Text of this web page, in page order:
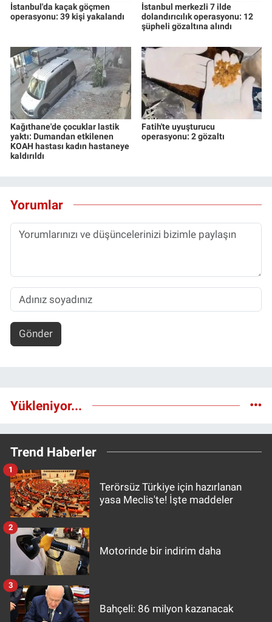
İstanbul'da kaçak göçmen
operasyonu: 39 kişi yakalandı
İstanbul merkezli 7 ilde
dolandırıcılık operasyonu: 12
şüpheli gözaltına alındı
Kağıthane'de çocuklar lastik
yaktı: Dumandan etkilenen
KOAH hastası kadın hastaneye
kaldırıldı
Fatih'te uyuşturucu
operasyonu: 2 gözaltı
Yorumlar
Gönder
Yükleniyor...
Trend Haberler
Terörsüz Türkiye için hazırlanan
yasa Meclis'te! İşte maddeler
1
Motorinde bir indirim daha
2
Bahçeli: 86 milyon kazanacak
3